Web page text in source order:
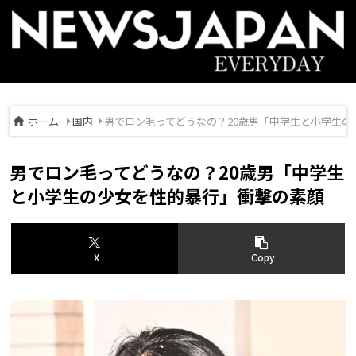
ホーム 国内 男でロン毛ってどうなの？20歳男「中学生と小学生
男でロン毛ってどうなの？20歳男「中学生
と小学生の少女を性的暴行」衝撃の素顔
X Copy